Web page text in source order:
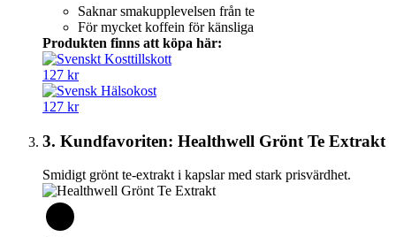
Saknar smakupplevelsen från te
För mycket koffein för känsliga
Produkten finns att köpa här:
127 kr
127 kr
3. Kundfavoriten: Healthwell Grönt Te Extrakt
Smidigt grönt te-extrakt i kapslar med stark prisvärdhet.